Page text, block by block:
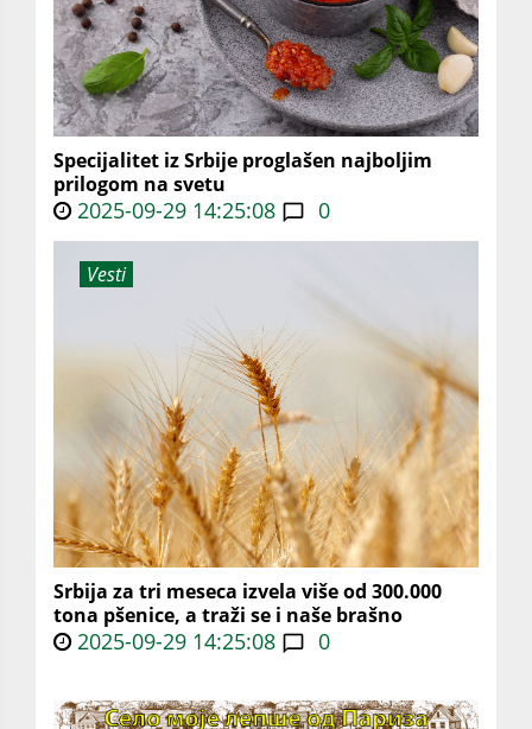
Specijalitet iz Srbije proglašen najboljim
prilogom na svetu
2025-09-29 14:25:08 0
Vesti
Srbija za tri meseca izvela više od 300.000
tona pšenice, a traži se i naše brašno
2025-09-29 14:25:08 0